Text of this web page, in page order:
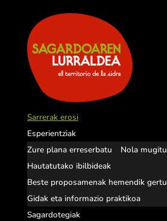
Sarrerak erosi
Esperientziak
Zure plana erreserbatu
Nola mugitu
Hautatutako ibilbideak
Beste proposamenak hemendik gertu
Gidak eta informazio praktikoa
Sagardotegiak